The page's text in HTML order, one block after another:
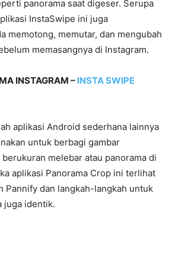
panorama saat digeser. Serupa
InstaSwipe ini juga
memotong, memutar, dan mengubah
memasangnya di Instagram.
INSTAGRAM – INSTA SWIPE
aplikasi Android sederhana lainnya
untuk berbagi gambar
melebar atau panorama di
aplikasi Panorama Crop ini terlihat
Pannify dan langkah-langkah untuk
juga identik.